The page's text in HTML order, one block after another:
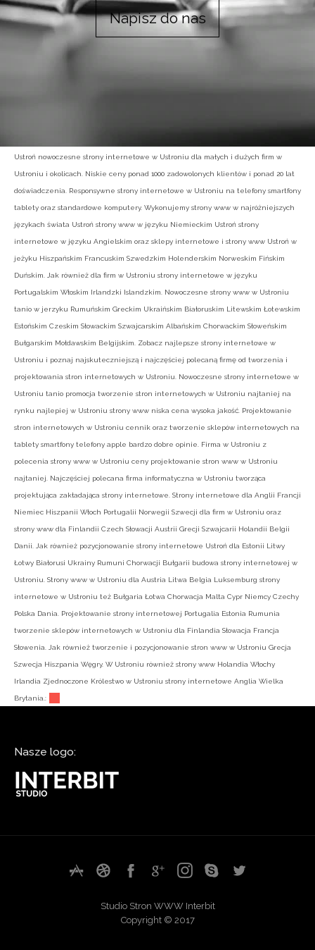
Napisz do nas
Ustroń nowoczesne strony internetowe w Ustroniu dla małych i dużych firm w
Ustroniu i okolicach. Niskie ceny ponad 1000 zadowolonych klientów i ponad 20 lat
doświadczenia. Responsywne strony internetowe w Ustroniu na telefony smartfony
tablety oraz standardowe komputery. Wykonujemy strony www w najróżniejszych
językach świata Ustroń strony www w języku Niemieckim Ustroń strony
internetowe w języku Angielskim oraz sklepy internetowe i strony www Ustroń w
jeżyku Hiszpańskim Francuskim Szwedzkim Holenderskim Norweskim Fińskim
Duńskim. Jak również dla firm w Ustroniu strony internetowe w języku
Portugalskim Włoskim Irlandzki Islandzkim. Nowoczesne strony www w Ustroniu
tanio w jerzyku Rumuńskim Greckim Ukraińskim Białoruskim Litewskim Łotewskim
Estońskim Czeskim Słowackim Szwajcarskim Albańskim Chorwackim Słoweńskim
Bułgarskim Mołdawskim Belgijskim. Zobacz najlepsze strony internetowe w
Ustroniu i poznaj najskuteczniejszą i najczęściej polecaną firmę od tworzenia i
projektowania stron internetowych w Ustroniu. Nowoczesne strony internetowe w
Ustroniu tanio promocja tworzenie stron internetowych w Ustroniu najtaniej na
rynku najlepiej w Ustroniu strony www niska cena wysoka jakość. Projektowanie
stron internetowych w Ustroniu cennik oraz tworzenie sklepów internetowych na
tablety smartfony telefony apple bardzo dobre opinie. Firma w Ustroniu z
polecenia strony www w Ustroniu ceny projektowanie stron www w Ustroniu
najtaniej. Najczęściej polecana firma informatyczna w Ustroniu tworząca
projektująca zakładająca strony internetowe. Strony internetowe dla Anglii Francji
Niemiec Hiszpanii Włoch Portugalii Norwegii Szwecji dla firm w Ustroniu oraz
strony www dla Finlandii Czech Słowacji Austrii Grecji Szwajcarii Holandii Belgii
Danii. Jak również pozycjonowanie strony internetowe Ustroń dla Estonii Litwy
Łotwy Białorusi Ukrainy Rumuni Chorwacji Bułgarii budowa strony internetowej w
Ustroniu. Strony www w Ustroniu dla Austria Litwa Belgia Luksemburg strony
internetowe w Ustroniu też Bułgaria Łotwa Chorwacja Malta Cypr Niemcy Czechy
Polska Dania. Projektowanie strony internetowej Portugalia Estonia Rumunia
tworzenie sklepów internetowych w Ustroniu dla Finlandia Słowacja Francja
Słowenia. Jak również tworzenie i pozycjonowanie stron www w Ustroniu Grecja
Szwecja Hiszpania Węgry. W Ustroniu również strony www Holandia Włochy
Irlandia Zjednoczone Królestwo w Ustroniu strony internetowe Anglia Wielka
Brytania.:
Nasze logo:
Studio Stron WWW Interbit
Copyright © 2017